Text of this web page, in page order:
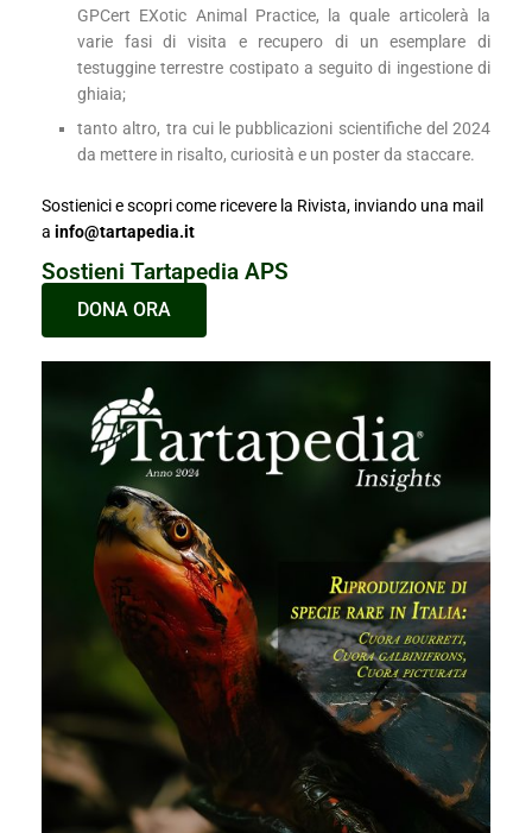
GPCert EXotic Animal Practice, la quale articolerà la
varie fasi di visita e recupero di un esemplare di
testuggine terrestre costipato a seguito di ingestione di
ghiaia;
tanto altro, tra cui le pubblicazioni scientifiche del 2024
da mettere in risalto, curiosità e un poster da staccare.
Sostienici e scopri come ricevere la Rivista, inviando una mail
a info@tartapedia.it
Sostieni Tartapedia APS
DONA ORA